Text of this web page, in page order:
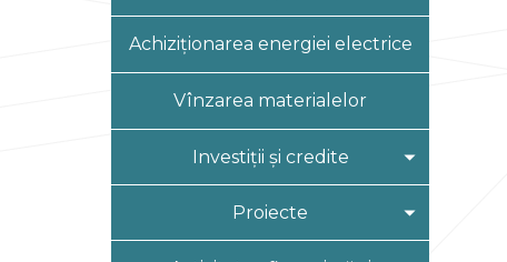
Interconectarea
sistemelor energetice MD-
RO, faza II
Proiectul reabilitarea
rețelei de transport a Î.S.
Moldelectrica
Achiziționarea energiei electrice
Vînzarea materialelor
Investiții și credite
Strategia de investiții
Proiecte